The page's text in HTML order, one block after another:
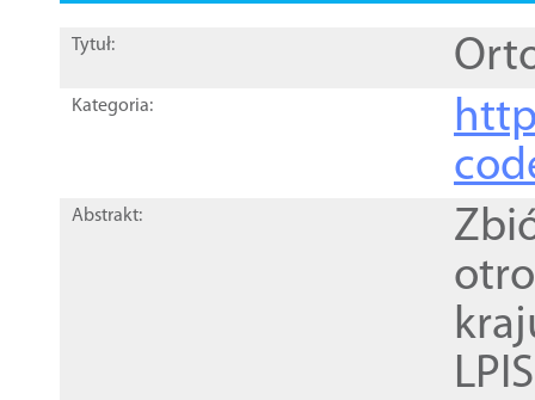
Tytuł:
Kategoria:
Abstrakt: